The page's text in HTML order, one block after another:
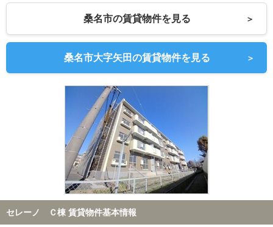
不動産会社から
TOP
桑名市の賃貸物件を見る ＞
桑名市大字矢田の賃貸物件を見る ＞
セレーノ Ｃ棟 賃貸物件基本情報